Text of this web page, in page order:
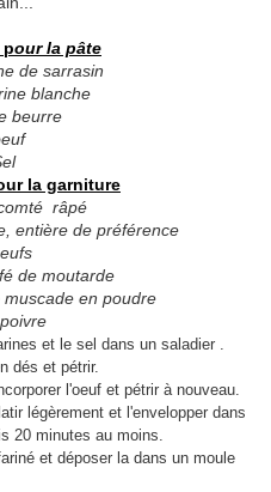
pour la pâte
de sarrasin
blanche
beurre
la garniture
râpé
entière de préférence
de moutarde
en poudre
et le sel dans un saladier .
dés et pétrir.
l'oeuf et pétrir à nouveau.
légèrement et l'envelopper dans
20 minutes au moins.
et déposer la dans un moule